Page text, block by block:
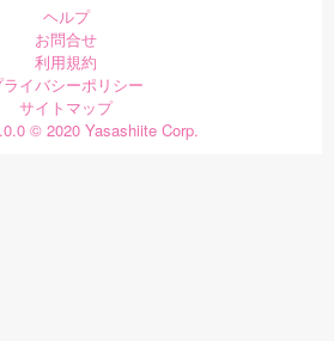
ヘルプ
お問合せ
利用規約
ライバシーポリシー
サイトマップ
© 2020 Yasashiite Corp.